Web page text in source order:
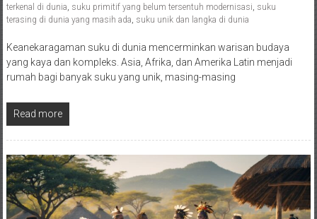
terkenal di dunia suku primitif yang belum tersentuh modernisasi suku
terasing di dunia yang masih ada suku unik dan langka di dunia
Keanekaragaman suku di dunia mencerminkan warisan budaya
yang kaya dan kompleks. Asia, Afrika, dan Amerika Latin menjadi
rumah bagi banyak suku yang unik, masing-masing
Read more